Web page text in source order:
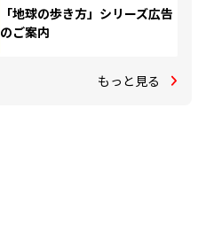
「地球の歩き方」シリーズ広告
のご案内
もっと見る